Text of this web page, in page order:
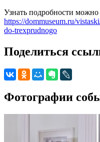
Узнать подробности можно
https://dommuseum.ru/
do-trexprudnogo
Поделиться
Фотографии